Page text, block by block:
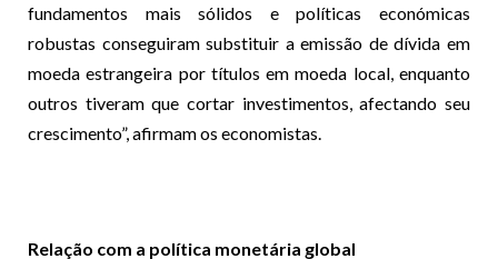
fundamentos mais sólidos e políticas económicas
robustas conseguiram substituir a emissão de dívida em
moeda estrangeira por títulos em moeda local, enquanto
outros tiveram que cortar investimentos, afectando seu
crescimento”, afirmam os economistas.
Relação com a política monetária global